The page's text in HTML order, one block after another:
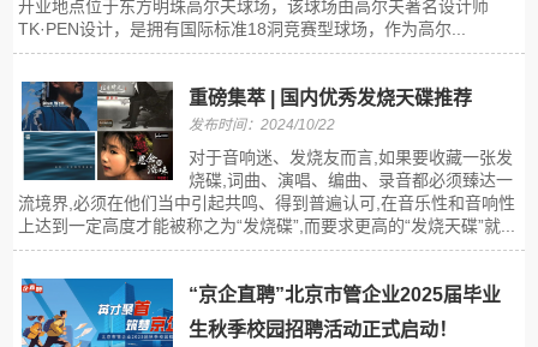
开业地点位于东方明珠高尔夫球场，该球场由高尔夫著名设计师
TK·PEN设计，是拥有国际标准18洞竞赛型球场，作为高尔...
重磅集萃 | 国内优秀发烧天碟推荐
发布时间：2024/10/22
对于音响迷、发烧友而言,如果要收藏一张发
烧碟,词曲、演唱、编曲、录音都必须臻达一
流境界,必须在他们当中引起共鸣、得到普遍认可,在音乐性和音响性
上达到一定高度才能被称之为“发烧碟”,而要求更高的“发烧天碟”就...
“京企直聘”北京市管企业2025届毕业
生秋季校园招聘活动正式启动！